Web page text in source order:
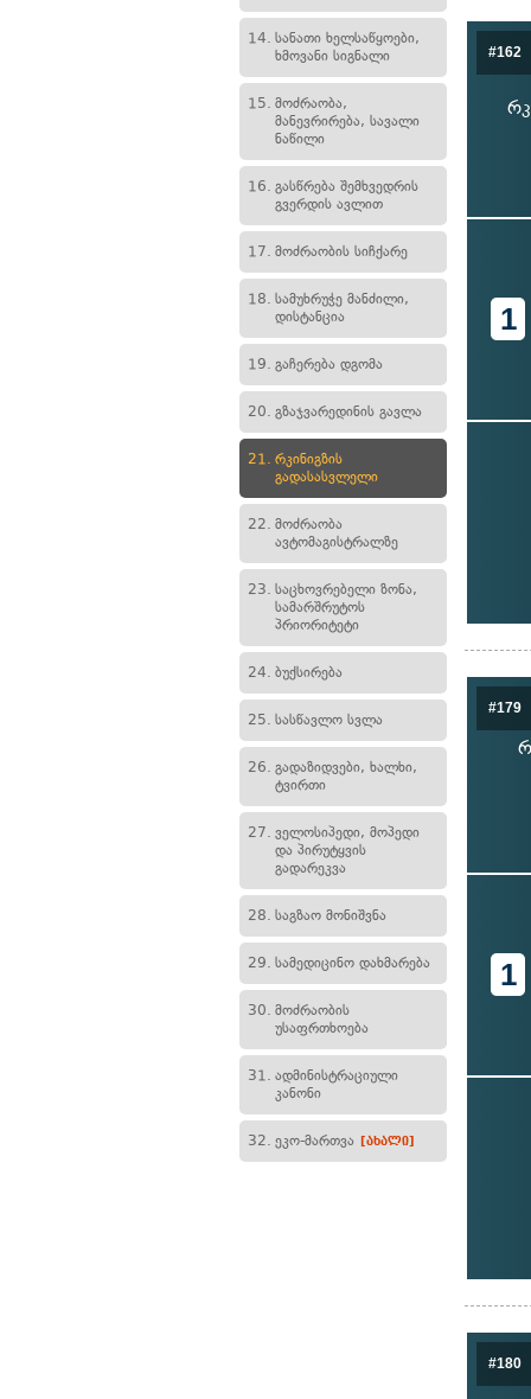
14. სანათი ხელსაწყოები,
ხმოვანი სიგნალი
15. მოძრაობა,
მანევრირება, სავალი
ნაწილი
16. გასწრება შემხვედრის
გვერდის ავლით
17. მოძრაობის სიჩქარე
18. სამუხრუჭე მანძილი,
დისტანცია
19. გაჩერება დგომა
20. გზაჯვარედინის გავლა
21. რკინიგზის
გადასასვლელი
22. მოძრაობა
ავტომაგისტრალზე
23. საცხოვრებელი ზონა,
სამარშრუტოს
პრიორიტეტი
24. ბუქსირება
25. სასწავლო სვლა
26. გადაზიდვები, ხალხი,
ტვირთი
27. ველოსიპედი, მოპედი
და პირუტყვის
გადარეკვა
28. საგზაო მონიშვნა
29. სამედიცინო დახმარება
30. მოძრაობის
უსაფრთხოება
31. ადმინისტრაციული
კანონი
32. ეკო-მართვა [ახალი]
#162
1
#179
1
#180